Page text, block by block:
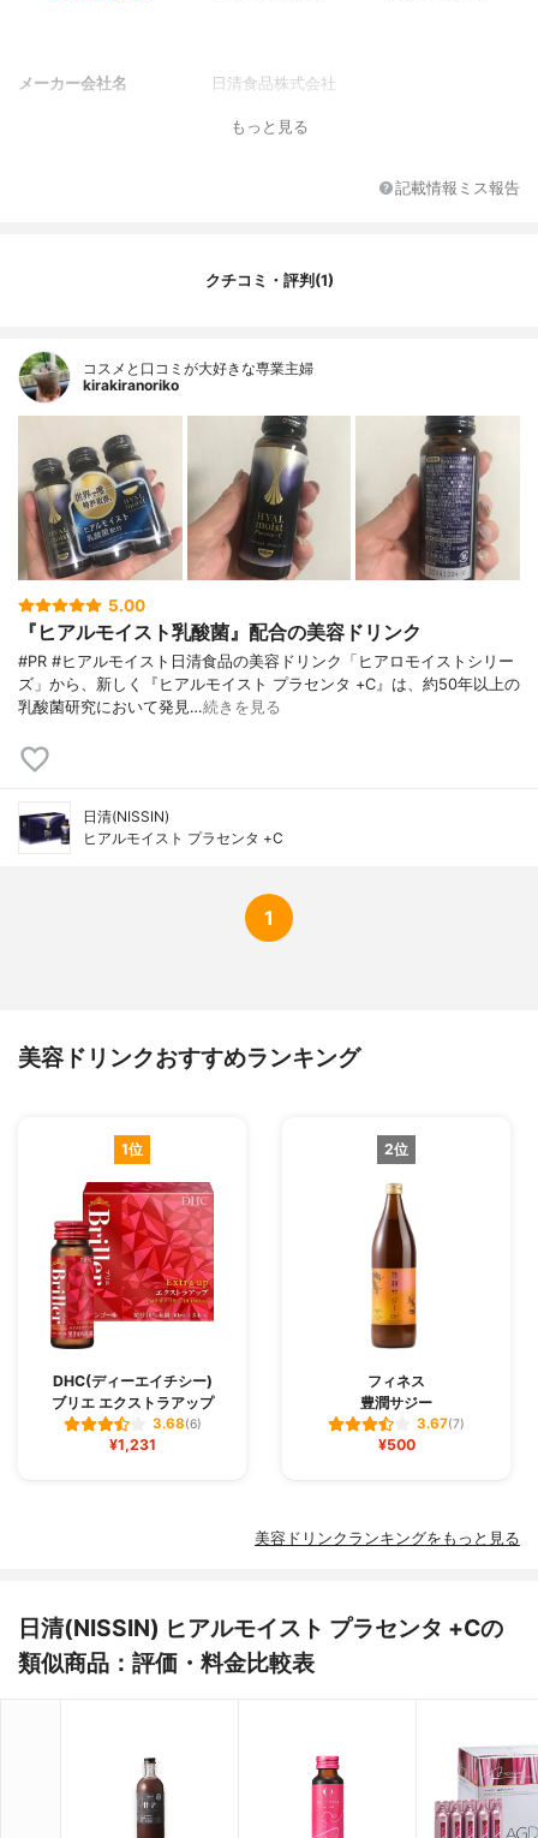
メーカー会社名 日清食品株式会社
もっと見る
記載情報ミス報告
クチコミ・評判(1)
コスメと口コミが大好きな専業主婦
kirakiranoriko
5.00
『ヒアルモイスト乳酸菌』配合の美容ドリンク
#PR #ヒアルモイスト日清食品の美容ドリンク「ヒアロモイストシリー
ズ」から、新しく『ヒアルモイスト プラセンタ +C』は、約50年以上の
乳酸菌研究において発見…続きを見る
日清(NISSIN)
ヒアルモイスト プラセンタ +C
1
美容ドリンクおすすめランキング
1位
DHC(ディーエイチシー)
ブリエ エクストラアップ
3.68(6)
¥1,231
2位
フィネス
豊潤サジー
3.67(7)
¥500
美容ドリンクランキングをもっと見る
日清(NISSIN) ヒアルモイスト プラセンタ +Cの
類似商品：評価・料金比較表